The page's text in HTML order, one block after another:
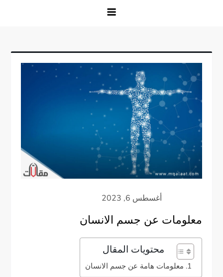
معلومات عن جسم الانسان
محتويات المقال
معلومات هامة عن جسم الانسان